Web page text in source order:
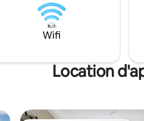
la région. Vous voulez la
et les gens ? Prenez votre
conduisez pendant quelques
L'idéal est d'avoir une voiture
indiquer des chauffeurs.
Wifi
Location